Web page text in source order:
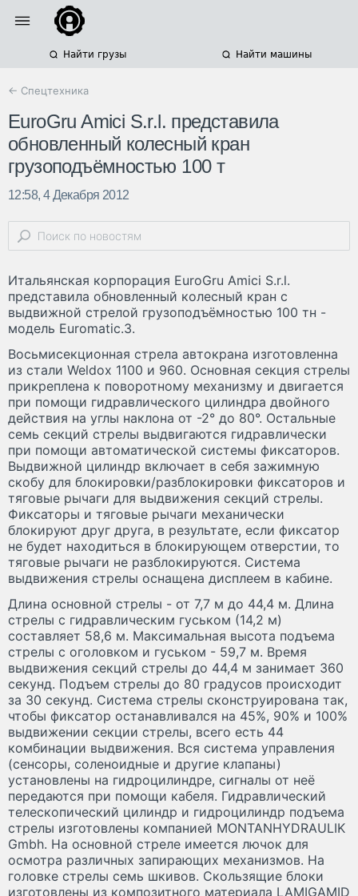
Найти грузы Найти машины
← Спецтехника
EuroGru Amici S.r.l. представила
обновленный колесный кран
грузоподъёмностью 100 т
12:58, 4 Декабря 2012
Итальянская корпорация EuroGru Amici S.r.l.
представила обновленный колесный кран c
выдвижной стрелой грузоподъёмностью 100 тн -
модель Euromatic.3.
Восьмисекционная стрела автокрана изготовленна
из стали Weldox 1100 и 960. Основная секция стрелы
прикреплена к поворотному механизму и двигается
при помощи гидравлического цилиндра двойного
действия на углы наклона от -2° до 80°. Остальные
семь секций стрелы выдвигаются гидравлически
при помощи автоматической системы фиксаторов.
Выдвижной цилиндр включает в себя зажимную
скобу для блокировки/разблокировки фиксаторов и
тяговые рычаги для выдвижения секций стрелы.
Фиксаторы и тяговые рычаги механически
блокируют друг друга, в результате, если фиксатор
не будет находиться в блокирующем отверстии, то
тяговые рычаги не разблокируются. Система
выдвижения стрелы оснащена дисплеем в кабине.
Длина основной стрелы - от 7,7 м до 44,4 м. Длина
стрелы с гидравлическим гуськом (14,2 м)
составляет 58,6 м. Максимальная высота подъема
стрелы с оголовком и гуськом - 59,7 м. Время
выдвижения секций стрелы до 44,4 м занимает 360
секунд. Подъем стрелы до 80 градусов происходит
за 30 секунд. Система стрелы сконструирована так,
чтобы фиксатор останавливался на 45%, 90% и 100%
выдвижении секции стрелы, всего есть 44
комбинации выдвижения. Вся система управления
(сенсоры, соленоидные и другие клапаны)
установлены на гидроцилиндре, сигналы от неё
передаются при помощи кабеля. Гидравлический
телескопический цилиндр и гидроцилиндр подъема
стрелы изготовлены компанией MONTANHYDRAULIK
Gmbh. На основной стреле имеется лючок для
осмотра различных запирающих механизмов. На
головке стрелы семь шкивов. Скользящие блоки
изготовлены из композитного материала LAMIGAMID